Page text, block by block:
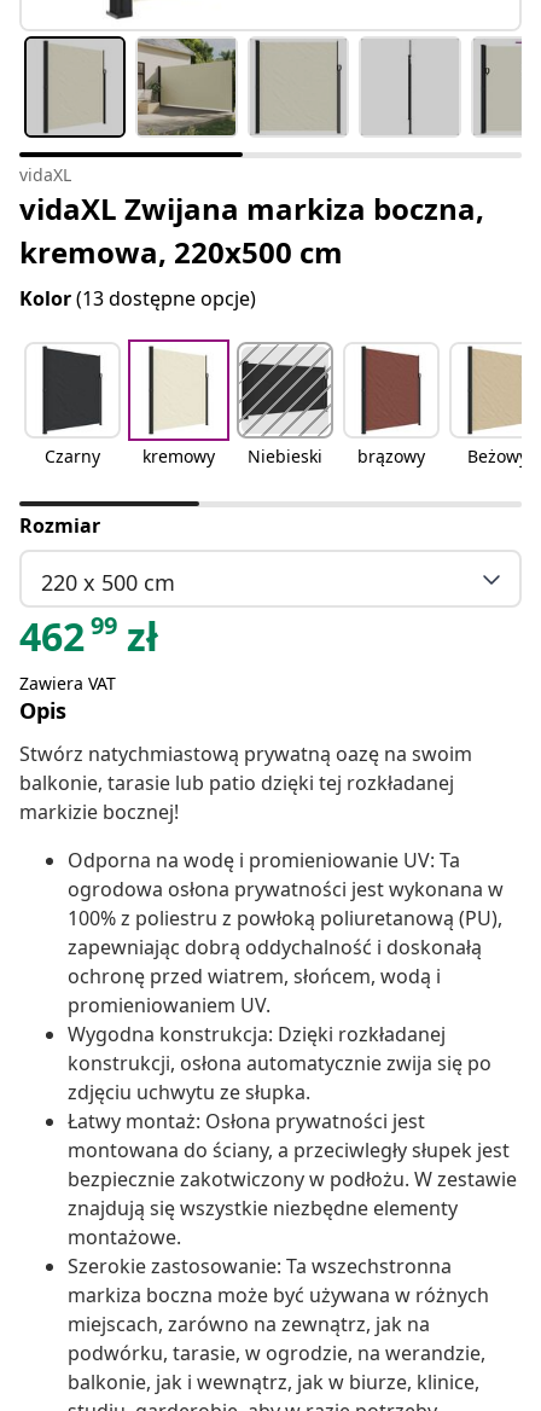
vidaXL
vidaXL Zwijana markiza boczna,
kremowa, 220x500 cm
Kolor(13 dostępne opcje)
Czarny kremowy Niebieski brązowy Beżowy
Rozmiar
220 x 500 cm
46299 zł
Zawiera VAT
Opis
Stwórz natychmiastową prywatną oazę na swoim
balkonie, tarasie lub patio dzięki tej rozkładanej
markizie bocznej!
Odporna na wodę i promieniowanie UV: Ta
ogrodowa osłona prywatności jest wykonana w
100% z poliestru z powłoką poliuretanową (PU),
zapewniając dobrą oddychalność i doskonałą
ochronę przed wiatrem, słońcem, wodą i
promieniowaniem UV.
Wygodna konstrukcja: Dzięki rozkładanej
konstrukcji, osłona automatycznie zwija się po
zdjęciu uchwytu ze słupka.
Łatwy montaż: Osłona prywatności jest
montowana do ściany, a przeciwległy słupek jest
bezpiecznie zakotwiczony w podłożu. W zestawie
znajdują się wszystkie niezbędne elementy
montażowe.
Szerokie zastosowanie: Ta wszechstronna
markiza boczna może być używana w różnych
miejscach, zarówno na zewnątrz, jak na
podwórku, tarasie, w ogrodzie, na werandzie,
balkonie, jak i wewnątrz, jak w biurze, klinice,